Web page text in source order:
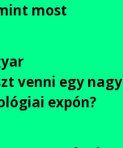
most
venni egy nagy
expón?